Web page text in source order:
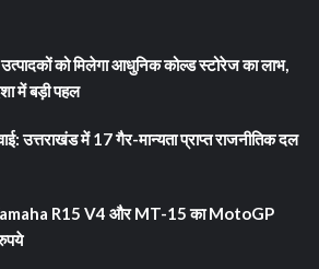
को मिलेगा आधुनिक कोल्ड स्टोरेज का लाभ,
में बड़ी पहल
उत्तराखंड में 17 गैर-मान्यता प्राप्त राजनीतिक दल
R15 V4 और MT-15 का MotoGP